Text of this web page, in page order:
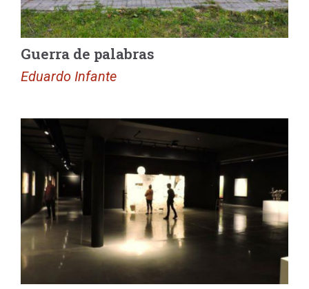
Guerra de palabras
Eduardo Infante